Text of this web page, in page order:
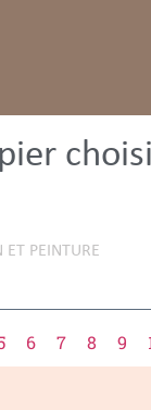
ET PEINTURE
6 7 8 9